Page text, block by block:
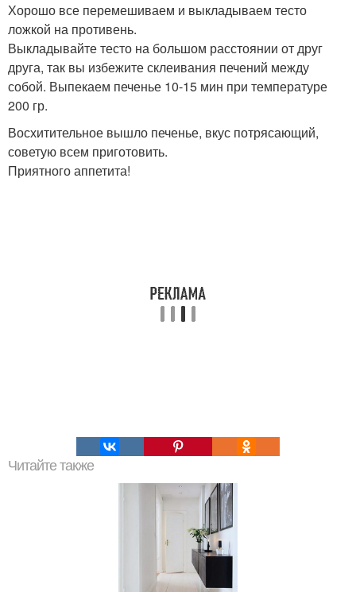
Хорошо все перемешиваем и выкладываем тесто
ложкой на противень.
Выкладывайте тесто на большом расстоянии от друг
друга, так вы избежите склеивания печений между
собой. Выпекаем печенье 10-15 мин при температуре
200 гр.
Восхитительное вышло печенье, вкус потрясающий,
советую всем приготовить.
Приятного аппетита!
Читайте также